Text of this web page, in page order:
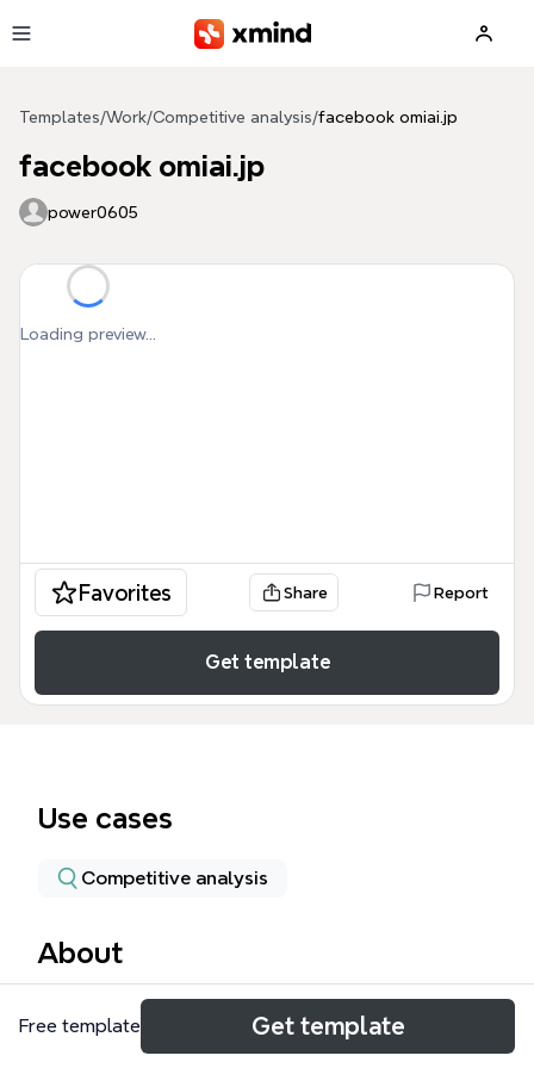
Templates/Work/Competitive analysis/facebook omiai.jp
facebook omiai.jp
power0605
Loading preview...
Favorites Share Report
Get template
Use cases
Competitive analysis
About
このマインドマップは、出会い系サービス
「facebook omiai.jp」の全体設計図を147ノードで網
Free template Get template